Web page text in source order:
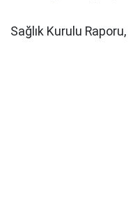
Sağlık Kurulu Raporu,